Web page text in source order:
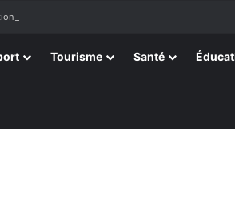
de Lomé
Tourisme Santé